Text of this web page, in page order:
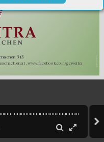
313
www.facebook.com/gcweitra